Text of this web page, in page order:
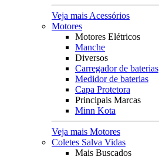
Veja mais Acessórios
Motores
Motores Elétricos
Manche
Diversos
Carregador de baterias
Medidor de baterias
Capa Protetora
Principais Marcas
Minn Kota
Veja mais Motores
Coletes Salva Vidas
Mais Buscados